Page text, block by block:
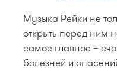
Музыка Рейки не
открыть перед ним
самое главное –
болезней и